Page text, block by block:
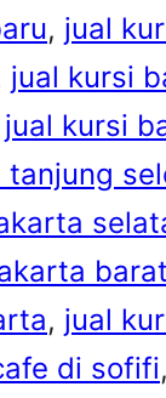
, jual
jual kursi
jual kursi
barat
, jual
di sofifi,